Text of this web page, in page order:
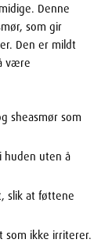
Denne
som gir
Den er mildt
være
sheasmør som
huden uten å
slik at føttene
som ikke irriterer.